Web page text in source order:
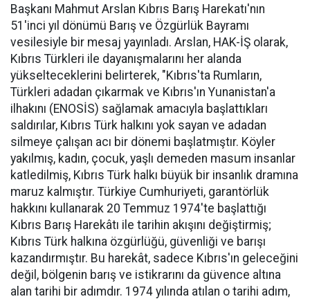
Başkanı Mahmut Arslan Kıbrıs Barış Harekatı'nın
51'inci yıl dönümü Barış ve Özgürlük Bayramı
vesilesiyle bir mesaj yayınladı. Arslan, HAK-İŞ olarak,
Kıbrıs Türkleri ile dayanışmalarını her alanda
yükselteceklerini belirterek, "Kıbrıs'ta Rumların,
Türkleri adadan çıkarmak ve Kıbrıs'ın Yunanistan'a
ilhakını (ENOSİS) sağlamak amacıyla başlattıkları
saldırılar, Kıbrıs Türk halkını yok sayan ve adadan
silmeye çalışan acı bir dönemi başlatmıştır. Köyler
yakılmış, kadın, çocuk, yaşlı demeden masum insanlar
katledilmiş, Kıbrıs Türk halkı büyük bir insanlık dramına
maruz kalmıştır. Türkiye Cumhuriyeti, garantörlük
hakkını kullanarak 20 Temmuz 1974'te başlattığı
Kıbrıs Barış Harekâtı ile tarihin akışını değiştirmiş;
Kıbrıs Türk halkına özgürlüğü, güvenliği ve barışı
kazandırmıştır. Bu harekât, sadece Kıbrıs'ın geleceğini
değil, bölgenin barış ve istikrarını da güvence altına
alan tarihi bir adımdır. 1974 yılında atılan o tarihi adım,